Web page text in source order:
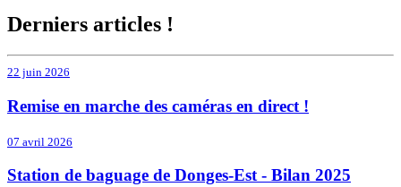
Derniers articles !
22 juin 2026
Remise en marche des caméras en direct !
07 avril 2026
Station de baguage de Donges-Est - Bilan 2025